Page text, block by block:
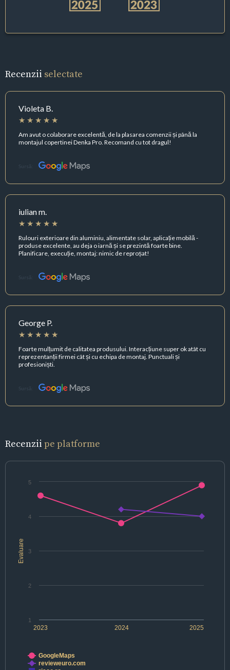
Recenzii selectate
Violeta B.
Am avut o colaborare excelentă, de la plasarea comenzii și până la
montajul copertinei Denka Pro. Recomand cu tot dragul!
Sursă:
iulian m.
Rulouri exterioare din aluminiu, alimentate solar, aplicație mobilă -
produse excelente, au deja o iarnă și se prezintă foarte bine.
Planificare, execuție, montaj: nimic de reproșat!
Sursă:
George P.
Foarte mulțumit de calitatea produsului. Interacțiune super ok atât cu
reprezentanții firmei cât și cu echipa de montaj. Punctuali și
profesioniști.
Sursă:
Recenzii pe platforme
Evaluare
2023 2024 2025
1
2
3
4
5
GoogleMaps
revieweuro.com